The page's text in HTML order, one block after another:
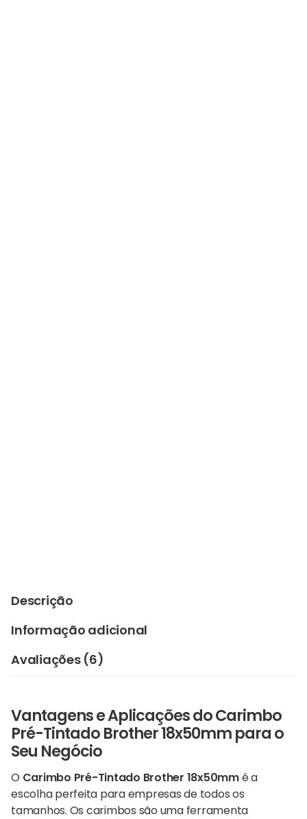
Descrição
Informação adicional
Avaliações (6)
Vantagens e Aplicações do Carimbo
Pré-Tintado Brother 18x50mm para o
Seu Negócio
O Carimbo Pré-Tintado Brother 18x50mmé a
escolha perfeita para empresas de todos os
tamanhos. Os carimbos são uma ferramenta